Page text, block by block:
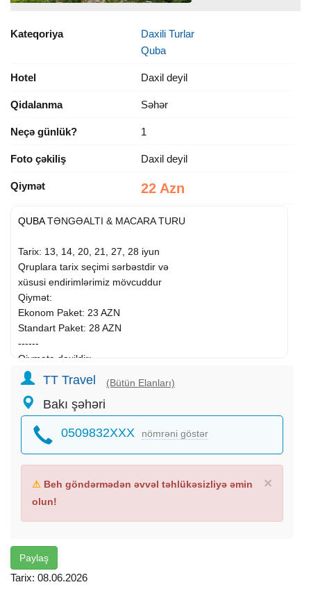
Kateqoriya
Daxili Turlar
Quba
Hotel Daxil deyil
Qidalanma Səhər
Neçə günlük? 1
Foto çəkiliş Daxil deyil
Qiymət 22 Azn
QUBATƏNGƏALTI & MACARA TURU
Tarix: 13, 14, 20, 21, 27, 28 iyun
Qruplara tarix seçimi sərbəstdir və
xüsusi endirimlərimiz mövcuddur
Qiymət:
Ekonom Paket: 23 AZN
Standart Paket: 28 AZN
------
Qiymətə daxildir:
Ekskursiyalar
Nəqliyyat xidməti
Səhər yeməyi (standart paketdə)
Çay süfrəsi
Tur rəhbəri
Yolboyu əyləncəli oyunlar və hədiyyələr
------
Ekskursiyalar:
Qəçreş meşəsi
Memorial abidə kompleksi
TT Travel (Bütün Elanları)
Bakı şəhəri
0509832XXX nömrəni göstər
×
⚠ Beh göndərmədən əvvəl təhlükəsizliyə əmin
olun!
Paylaş
Tarix: 08.06.2026